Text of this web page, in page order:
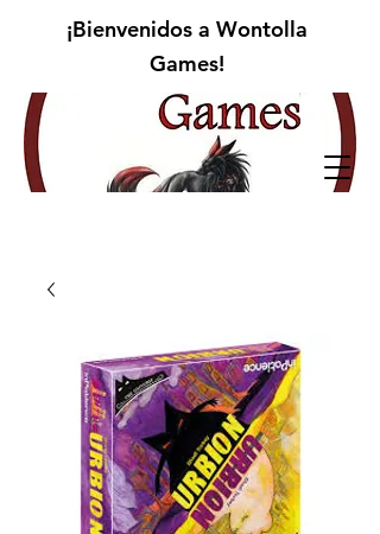
¡Bienvenidos a Wontolla
Games!